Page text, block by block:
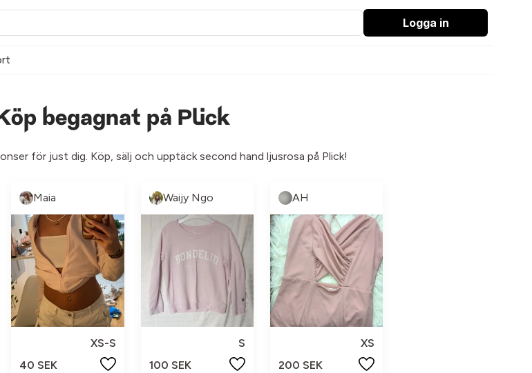
Logga in
begagnat på Plick
för just dig. Köp, sälj och upptäck second hand ljusrosa på Plick!
Maia
XS-S
40 SEK
Waijy Ngo
S
100 SEK
AH
XS
200 SEK